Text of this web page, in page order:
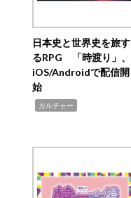
日本史と世界史を旅す
るRPG 「時渡り」、
iOS/Androidで配信開
始
カルチャー